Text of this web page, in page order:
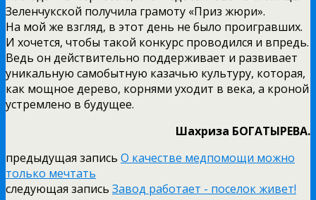
Зеленчукской получила грамоту «Приз жюри».
На мой же взгляд, в этот день не было проигравших.
И хочется, чтобы такой конкурс проводился и впредь.
Ведь он действительно поддерживает и развивает
уникальную самобытную казачью культуру, которая,
как мощное дерево, корнями уходит в века, а кроной
устремлено в будущее.
Шахриза БОГАТЫРЕВА.
предыдущая запись О качестве медпомощи можно
только мечтать
следующая запись Завод работает - поселок живет!